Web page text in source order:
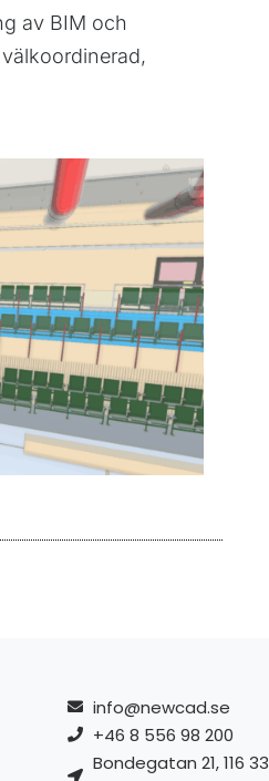
av BIM och
info@newcad.se
+46 8 556 98 200
Bondegatan 21, 116 33